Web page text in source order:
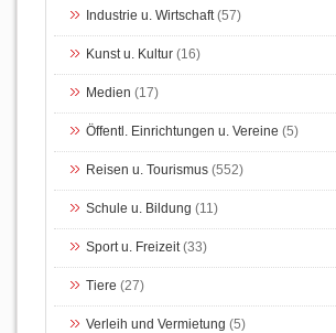
Industrie u. Wirtschaft(57)
Kunst u. Kultur (16)
Medien (17)
Öffentl. Einrichtungen u. Vereine (5)
Reisen u. Tourismus (552)
Schule u. Bildung (11)
Sport u. Freizeit(33)
Tiere (27)
Verleih und Vermietung (5)